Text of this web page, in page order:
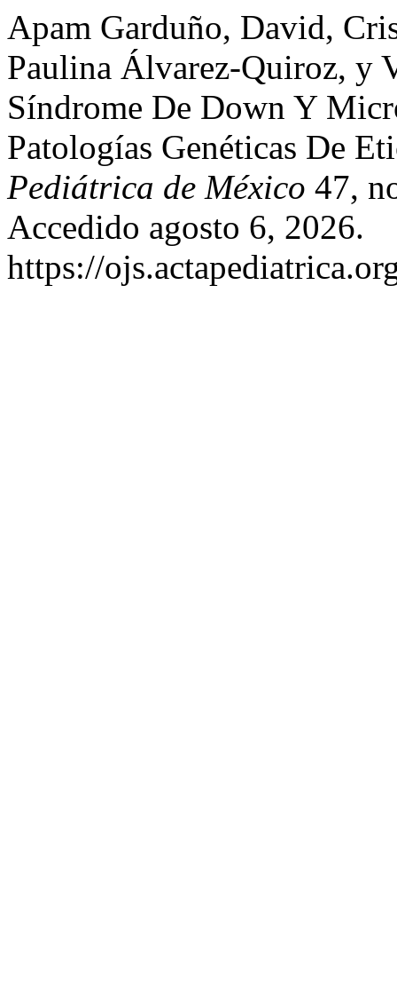
Apam Garduño, David,
Paulina Álvarez-Quiroz, y
Síndrome De Down Y
Patologías Genéticas De
Pediátrica de México 47,
Accedido agosto 6, 2026.
https://